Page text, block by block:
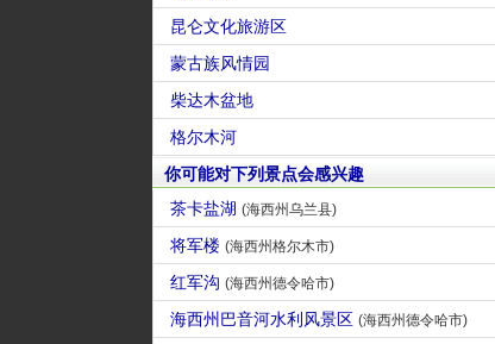
昆仑文化旅游区
蒙古族风情园
柴达木盆地
格尔木河
你可能对下列景点会感兴趣
茶卡盐湖 (海西州乌兰县)
将军楼 (海西州格尔木市)
红军沟 (海西州德令哈市)
海西州巴音河水利风景区 (海西州德令哈市)